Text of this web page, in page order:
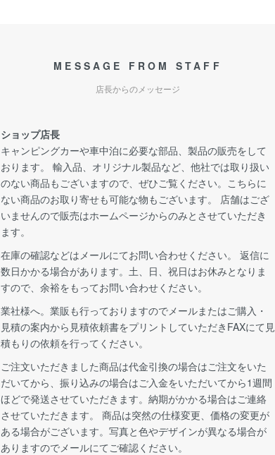
MESSAGE FROM STAFF
店長からのメッセージ
ショップ店長
キャンピングカーや車中泊に必要な部品、製品の販売をして
おります。 輸入品、オリジナル製品など、他社では取り扱い
のない商品もございますので、ぜひご覧ください。こちらに
ない商品のお取り寄せも可能な物もございます。 店舗はござ
いませんので販売はホームページからのみとさせていただき
ます。
在庫の確認などはメールにてお問い合わせください。 返信に
数日かかる場合があります。土、日、祝日はお休みとなりま
すので、余裕をもってお問い合わせください。
業社様へ。業販も行っておりますのでメールまたはご購入・
見積の案内から見積依頼書をプリントしていただきFAXにて見
積もりの依頼を行ってください。
ご注文いただきました商品は代金引換の場合はご注文をいた
だいてから、振り込みの場合はご入金をいただいてから1週間
ほどで発送させていただきます。納期がかかる場合はご連絡
させていただきます。 商品は突然の仕様変更、価格の変更が
ある場合がございます。写真と色やデザインが異なる場合が
ありますのでメールにてご確認ください。